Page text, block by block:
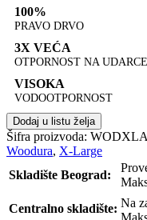
100%
PRAVO DRVO
3X VEĆA
OTPORNOST NA UDARCE
VISOKA
VODOOTPORNOST
Dodaj u listu želja
Šifra proizvoda:
Woodura, X-Large
Skladište Beograd:
Centralno skladište: Na